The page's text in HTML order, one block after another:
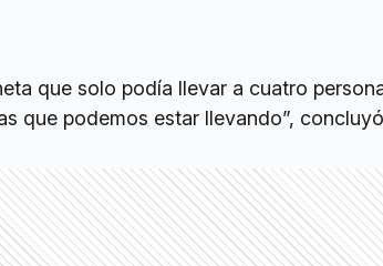
que solo podía llevar a cuatro
que podemos estar llevando”,